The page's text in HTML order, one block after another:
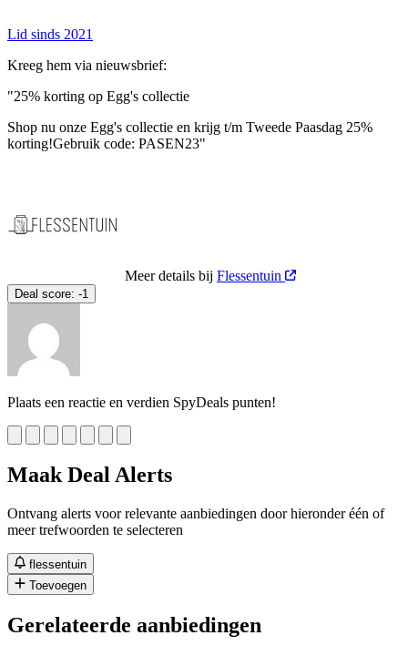
Lid sinds 2021
Kreeg hem via nieuwsbrief:
"25% korting op Egg's collectie
Shop nu onze Egg's collectie en krijg t/m Tweede Paasdag 25%
korting!Gebruik code: PASEN23"
Meer details bij Flessentuin
Deal score: -1
Plaats een reactie en verdien SpyDeals punten!
Maak Deal Alerts
Ontvang alerts voor relevante aanbiedingen door hieronder één of
meer trefwoorden te selecteren
flessentuin
Toevoegen
Gerelateerde aanbiedingen